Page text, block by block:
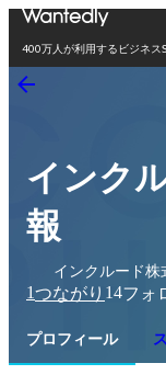
400万人が利用するビジネス
インク
報
インクルード株
1つながり 14フォ
プロフィール